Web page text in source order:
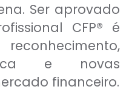
Ser aprovado
CFP® é
e novas
financeiro.